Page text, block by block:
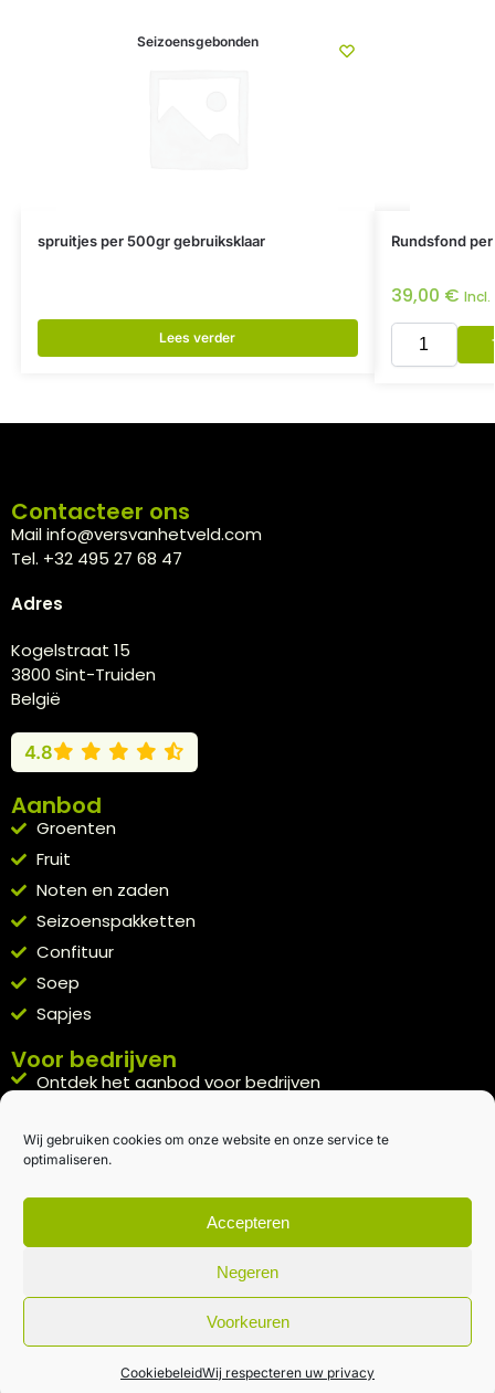
Wij gebruiken cookies om onze website en onze service te
optimaliseren.
Accepteren
Negeren
Voorkeuren
CookiebeleidWij respecteren uw privacy
Seizoensgebonden
spruitjes per 500gr gebruiksklaar
Lees verder
Rundsfond
39,00 € Incl.
Contacteer ons
Mail info@versvanhetveld.com
Tel. +32 495 27 68 47
Adres
Kogelstraat 15
3800 Sint-Truiden
België
4.8
Aanbod
Groenten
Fruit
Noten en zaden
Seizoenspakketten
Confituur
Soep
Sapjes
Voor bedrijven
Ontdek het aanbod voor bedrijven
Kennismakingspakket aanvragen
Blijft op de hoogte
Rechtstreeks van het veld naar je inbox.
Inschrijven nieuwsbrief
Algemene voorwaarden|Privacybeleid| gemaakt met door
creativitijd